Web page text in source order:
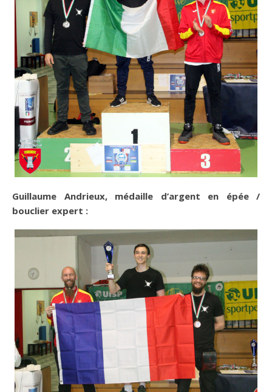
Guillaume Andrieux, médaille d’argent en épée /
bouclier expert :